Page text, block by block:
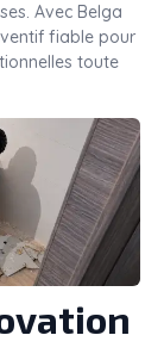
Avec Belga
fiable pour
toute